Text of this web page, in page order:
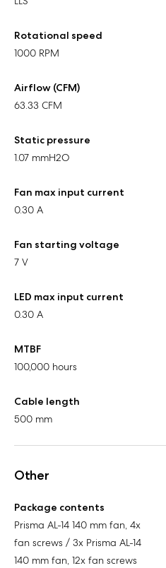
Rotational speed
1000 RPM
Airflow (CFM)
63.33 CFM
Static pressure
1.07 mmH2O
Fan max input current
0.30 A
Fan starting voltage
7 V
LED max input current
0.30 A
MTBF
100,000 hours
Cable length
500 mm
Other
Package contents
Prisma AL-14 140 mm fan, 4x
fan screws / 3x Prisma AL-14
140 mm fan, 12x fan screws